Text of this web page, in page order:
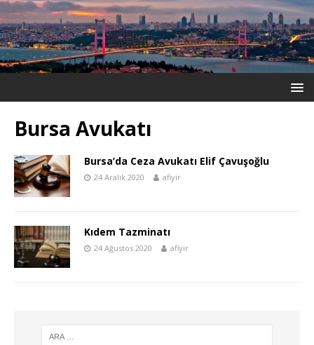
Bursa Avukatı
Bursa’da Ceza Avukatı Elif Çavuşoğlu
24 Aralık 2020 afiyir
Kıdem Tazminatı
24 Ağustos 2020 afiyir